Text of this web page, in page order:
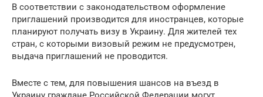
В соответствии с законодательством оформление
приглашений производится для иностранцев, которые
планируют получать визу в Украину. Для жителей тех
стран, с которыми визовый режим не предусмотрен,
выдача приглашений не проводится.
Вместе с тем, для повышения шансов на въезд в